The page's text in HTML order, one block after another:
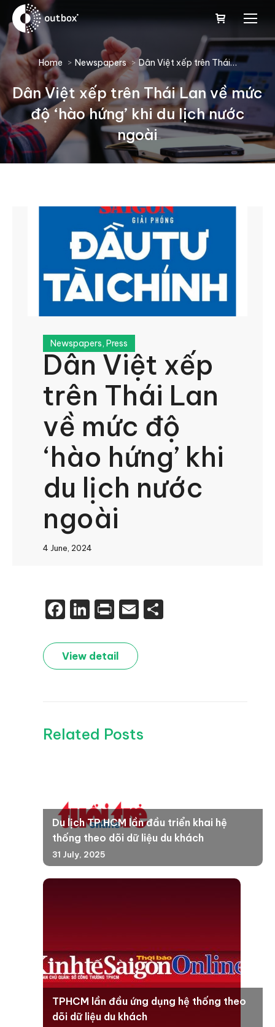
You are here:
Home Newspapers Dân Việt xếp trên Thái…
Dân Việt xếp trên Thái Lan về mức
độ ‘hào hứng’ khi du lịch nước
ngoài
Newspapers, Press
Dân Việt xếp
trên Thái Lan
về mức độ
‘hào hứng’ khi
du lịch nước
ngoài
4 June, 2024
Facebook
LinkedIn
PrintEmail
View detail
Related Posts
Du lịch TP.HCM lần đầu triển khai hệ
thống theo dõi dữ liệu du khách
31 July, 2025
TPHCM lần đầu ứng dụng hệ thống theo
dõi dữ liệu du khách